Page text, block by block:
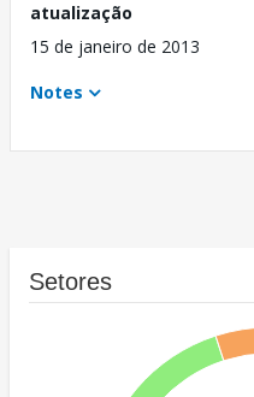
atualização
15 de janeiro de 2013
Notes
Setores